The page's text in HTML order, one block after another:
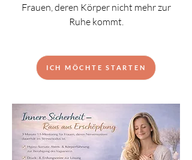
Frauen, deren Körper nicht mehr zur
Ruhe kommt.
ICH MÖCHTE STARTEN